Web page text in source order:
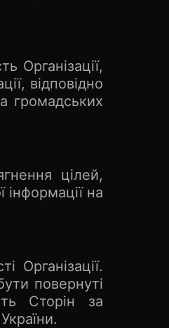
Організації,
відповідно
громадських
цілей,
на
Організації.
повернуті
Сторін за